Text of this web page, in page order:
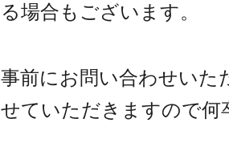
る場合もございます。
事前にお問い合わせいた
せていただきますので何